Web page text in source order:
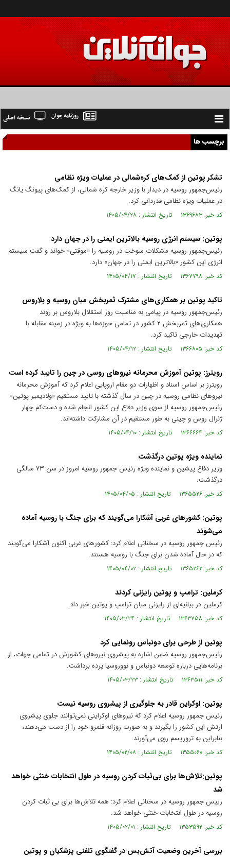
Toggle
navigation
نسخه اصلی روزنامه جوان
برچسب ها
تشکر پوتین از کمک‌های کره‌شمالی در عملیات ویژه نظامی
رئیس‌جمهور روسیه در دیدار با وزیر خارجه کره شمالی، از کمک‌های پیونگ یانگ
در عملیات ویژه نظامی قدردانی کرد.
کد خبر: ۱۳۶۹۶۸۳ تاریخ انتشار : ۱۴۰۵/۰۴/۲۸
پوتین: سیستم انرژی روسیه بالاترین ایمنی را در جهان دارد
رئیس‌جمهور روسیه مشکلات سوخت در روسیه را «موقتی» خواند و گفت سیستم
انرژی این کشور «بالاترین ایمنی را در جهان» دارد.
کد خبر: ۱۳۶۷۷۹۸ تاریخ انتشار : ۱۴۰۵/۰۴/۱۷
تاکید پوتین بر همکاری‌های مشترک ثمربخش میان روسیه و بلاروس
رئیس‌جمهور روسیه در پیامی به مناسبت روز استقلال بلاروس بر روند
همکاری‌های ثمربخش ۲ کشور در تمامی حوزه‌ها به ویژه در زمینه مقابله با
تهدیدات خارجی تاکید کرد.
کد خبر: ۱۳۶۶۸۰۵ تاریخ انتشار : ۱۴۰۵/۰۴/۱۲
رویترز: پوتین آموزش محرمانه نیرو‌های روسی در چین را تایید کرده است
رویترز بر اساس اسناد و اظهارات دو مقام اروپایی اعلام کرد که آموزش محرمانه
نیرو‌های نظامی روسیه در چین در سال گذشته با تایید مستقیم «ولادیمیر پوتین»
رئیس‌جمهور روسیه از سوی وزیر دفاع این کشور انجام شده و دست‌کم چهار
ژنرال روس و چینی به طور مستقیم در آن مشارکت داشته‌اند.
کد خبر: ۱۳۶۶۶۶۴ تاریخ انتشار : ۱۴۰۵/۰۴/۱۰
نماینده ویژه پوتین درگذشت
وزیر دفاع پیشین و نماینده ویژه رئیس جمهور روسیه امروز در سن ۷۳ سالگی
درگذشت.
کد خبر: ۱۳۶۵۵۲۶ تاریخ انتشار : ۱۴۰۵/۰۴/۰۵
پوتین: کشور‌های غربی آشکارا می‌گویند که برای جنگ با روسیه آماده
می‌شوند
رئیس جمهور روسیه در سخنانی اعلام کرد: کشور‌های غربی اکنون آشکارا می‌گویند
که در حال آماده شدن برای جنگ با روسیه هستند.
کد خبر: ۱۳۶۵۲۶۲ تاریخ انتشار : ۱۴۰۵/۰۴/۰۲
کرملین: ترامپ و پوتین رایزنی کردند
کرملین در بیانیه‌ای از رایزنی میان ترامپ و پوتین خبر داد.
کد خبر: ۱۳۶۳۷۵۸ تاریخ انتشار : ۱۴۰۵/۰۳/۲۴
پوتین از طرحی برای دونباس رونمایی کرد
رئیس‌جمهور روسیه ضمن اشاره به پیشروی نیرو‌های کشورش در تمامی جهات، از
برنامه‌هایی درباره توسعه دونباس و نووروسیا پرده برداشت.
کد خبر: ۱۳۶۳۵۱۱ تاریخ انتشار : ۱۴۰۵/۰۳/۲۳
پوتین: اوکراین قادر به جلوگیری از پیشروی روسیه نیست
رئیس جمهور روسیه اعلام کرد که نیرو‌های اوکراینی نمی‌توانند جلوی پیشروی
ارتش این کشور را بگیرند و به صورت روزانه قلمرو خود را از دست می‌دهند،
بنابراین به تروریسم روی می‌آورند.
کد خبر: ۱۳۵۵۰۶۰ تاریخ انتشار : ۱۴۰۵/۰۲/۰۸
پوتین:تلاش‌ها برای بی‌ثبات کردن روسیه در طول انتخابات خنثی خواهد
شد
رییس جمهور روسیه در سخنانی اعلام کرد: همه تلاش‌ها برای بی ثبات کردن
روسیه در طول انتخابات خنثی خواهد شد.
کد خبر: ۱۳۵۳۵۹۲ تاریخ انتشار : ۱۴۰۵/۰۲/۰۱
بررسی آخرین وضعیت آتش‌بس در گفتگوی تلفنی پزشکیان و پوتین